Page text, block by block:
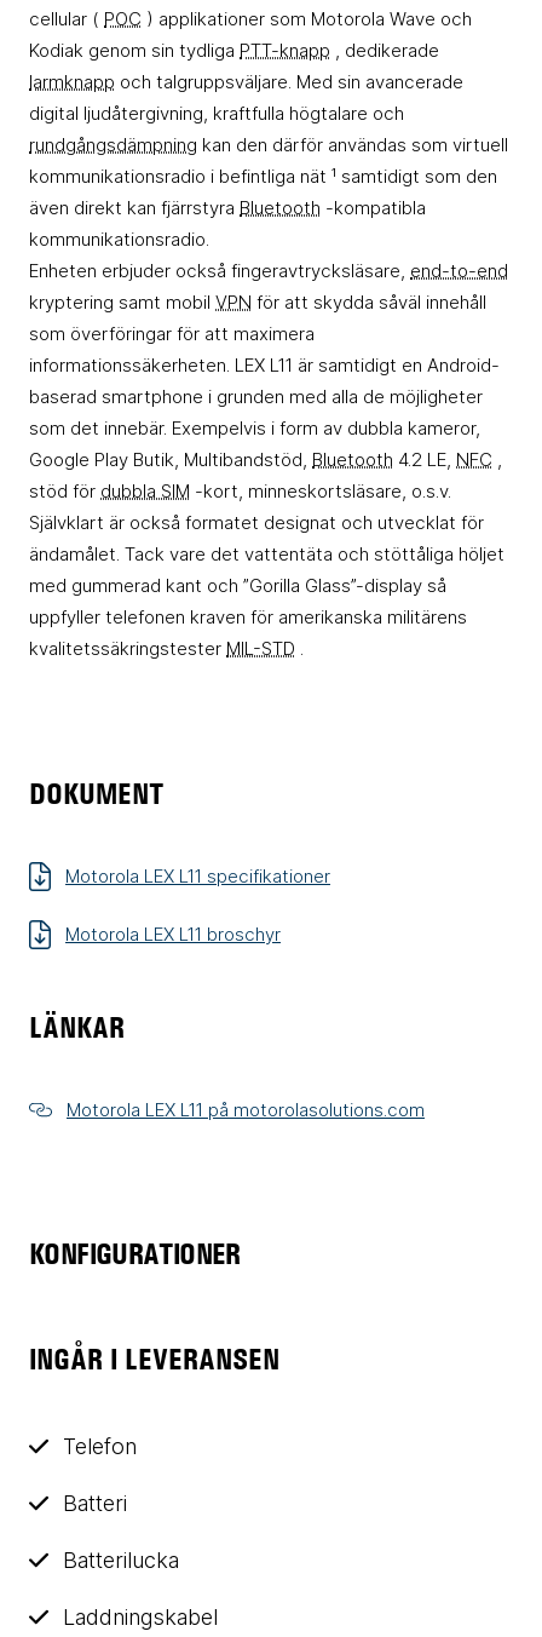
cellular ( POC ) applikationer som Motorola Wave och
Kodiak genom sin tydliga PTT-knapp
, dedikerade
larmknapp och talgruppsväljare. Med sin avancerade
digital ljudåtergivning, kraftfulla högtalare och
rundgångsdämpning kan den därför användas som virtuell
kommunikationsradio i befintliga nät ¹ samtidigt som den
även direkt kan fjärrstyra Bluetooth -kompatibla
kommunikationsradio.
Enheten erbjuder också fingeravtrycksläsare, end-to-end
kryptering samt mobil VPN för att skydda såväl innehåll
som överföringar för att maximera
informationssäkerheten. LEX L11 är samtidigt en Android-
baserad smartphone i grunden med alla de möjligheter
som det innebär. Exempelvis i form av dubbla kameror,
Google Play Butik, Multibandstöd, Bluetooth 4.2 LE, NFC
stöd för dubbla SIM -kort, minneskortsläsare, o.s.v.
Självklart är också formatet designat och utvecklat för
ändamålet. Tack vare det vattentäta och stöttåliga höljet
med gummerad kant och ”Gorilla Glass”-display så
uppfyller telefonen kraven för amerikanska militärens
kvalitetssäkringstester MIL-STD
DOKUMENT
Motorola LEX L11 specifikationer
Motorola LEX L11 broschyr
LÄNKAR
Motorola LEX L11 på motorolasolutions.com
KONFIGURATIONER
INGÅR I LEVERANSEN
Telefon
Batteri
Batterilucka
Laddningskabel